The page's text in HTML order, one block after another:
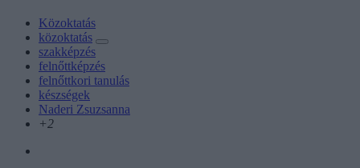
Közoktatás
közoktatás
szakképzés
felnőttképzés
felnőttkori tanulás
készségek
Naderi Zsuzsanna
+2